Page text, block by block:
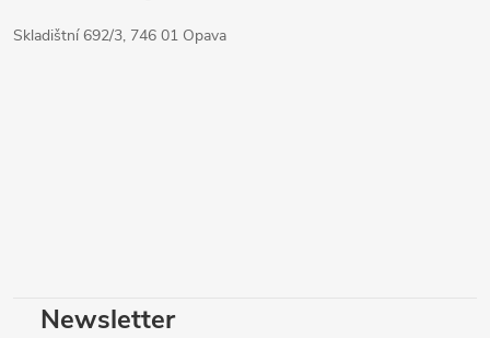
Skladištní 692/3, 746 01 Opava
Newsletter